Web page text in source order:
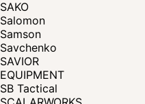
SAKO
Salomon
Samson
Savchenko
SAVIOR
EQUIPMENT
SB Tactical